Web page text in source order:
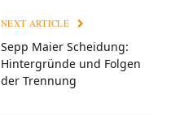
NEXT ARTICLE
Sepp Maier Scheidung:
Hintergründe und Folgen
der Trennung